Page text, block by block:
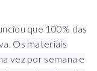
que 100% das
Os materiais
vez por semana e